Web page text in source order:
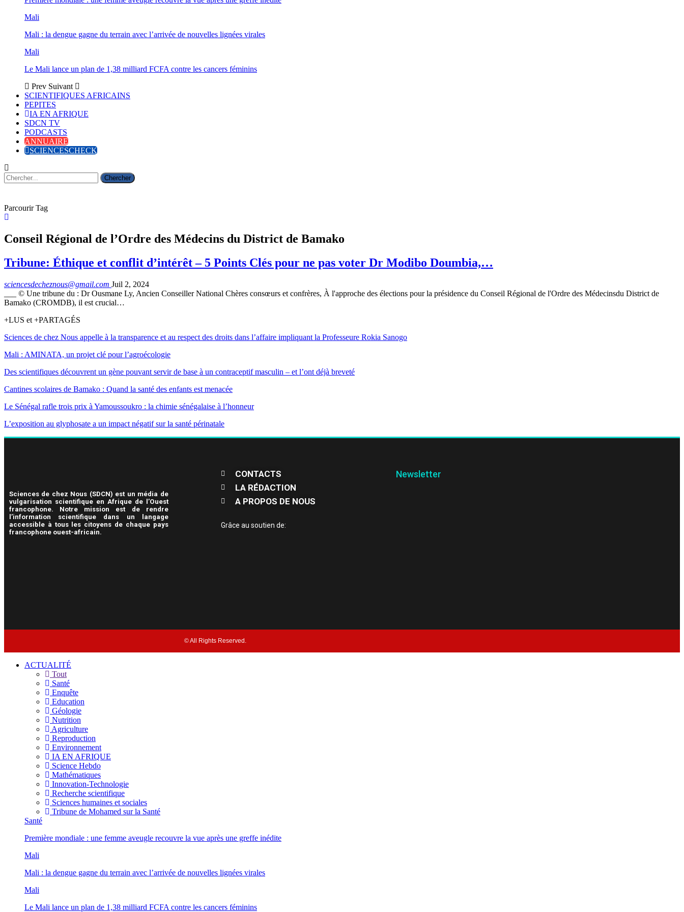
Mali
Mali : la dengue gagne du terrain avec l’arrivée de nouvelles lignées virales
Mali
Le Mali lance un plan de 1,38 milliard FCFA contre les cancers féminins
Prev Suivant
SCIENTIFIQUES AFRICAINS
PEPITES
IA EN AFRIQUE
SDCN TV
PODCASTS
ANNUAIRE
SCIENCESCHECK
Parcourir Tag
Conseil Régional de l’Ordre des Médecins du District de Bamako
Tribune: Éthique et conflit d’intérêt – 5 Points Clés pour ne pas voter Dr Modibo Doumbia,…
sciencesdecheznous@gmail.com Juil 2, 2024
___ © Une tribune du : Dr Ousmane Ly, Ancien Conseiller National Chères consœurs et confrères, À l'approche des élections pour la présidence du Conseil Régional de l'Ordre des Médecinsdu District de
Bamako (CROMDB), il est crucial…
+LUS et +PARTAGÉS
Sciences de chez Nous appelle à la transparence et au respect des droits dans l’affaire impliquant la Professeure Rokia Sanogo
Mali : AMINATA, un projet clé pour l’agroécologie
Des scientifiques découvrent un gène pouvant servir de base à un contraceptif masculin – et l’ont déjà breveté
Cantines scolaires de Bamako : Quand la santé des enfants est menacée
Le Sénégal rafle trois prix à Yamoussoukro : la chimie sénégalaise à l’honneur
L’exposition au glyphosate a un impact négatif sur la santé périnatale
Sciences de chez Nous (SDCN) est un média de
vulgarisation scientifique en Afrique de l’Ouest
francophone. Notre mission est de rendre
l’information scientifique dans un langage
accessible à tous les citoyens de chaque pays
francophone ouest-africain.
CONTACTS
LA RÉDACTION
A PROPOS DE NOUS
Grâce au soutien de:
Newsletter
© All Rights Reserved.
ACTUALITÉ
Tout
Santé
Enquête
Education
Géologie
Nutrition
Agriculture
Reproduction
Environnement
IA EN AFRIQUE
Science Hebdo
Mathématiques
Innovation-Technologie
Recherche scientifique
Sciences humaines et sociales
Tribune de Mohamed sur la Santé
Santé
Première mondiale : une femme aveugle recouvre la vue après une greffe inédite
Mali
Mali : la dengue gagne du terrain avec l’arrivée de nouvelles lignées virales
Mali
Le Mali lance un plan de 1,38 milliard FCFA contre les cancers féminins